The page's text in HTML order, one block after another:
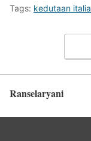
Tags: kedutaan italia
Ranselaryani